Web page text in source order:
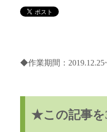
◆作業期間：
★この記事を